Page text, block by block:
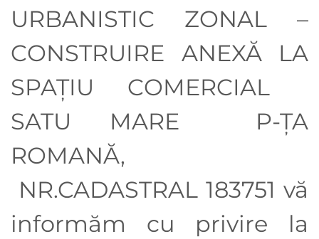
URBANISTIC ZONAL –
CONSTRUIRE ANEXĂ LA
SPAȚIU COMERCIAL
SATU MARE P-ȚA
ROMANĂ,
NR.CADASTRAL 183751 vă
informăm cu privire la